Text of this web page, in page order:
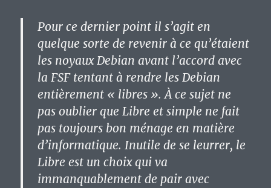
Pour ce dernier point il s’agit en
quelque sorte de revenir à ce qu’étaient
les noyaux Debian avant l’accord avec
la FSF tentant à rendre les Debian
entièrement « libres ».À ce sujet ne
pas oublier que Libre et simple ne fait
pas toujours bon ménage en matière
d’informatique. Inutile de se leurrer, le
Libre est un choix qui va
immanquablement de pair avec